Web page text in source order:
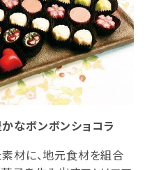
なボンボンショコラ
材に、地元食材を組合